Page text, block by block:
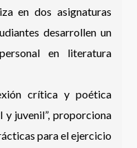
en dos asignaturas
desarrollen un
en literatura
crítica y poética
juvenil”, proporciona
para el ejercicio